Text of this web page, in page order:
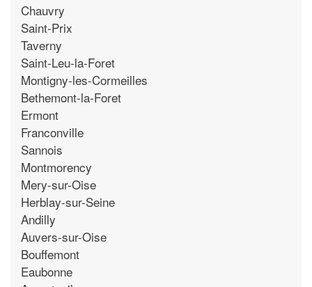
Chauvry
Saint-Prix
Taverny
Saint-Leu-la-Foret
Montigny-les-Cormeilles
Bethemont-la-Foret
Ermont
Franconville
Sannois
Montmorency
Mery-sur-Oise
Herblay-sur-Seine
Andilly
Auvers-sur-Oise
Bouffemont
Eaubonne